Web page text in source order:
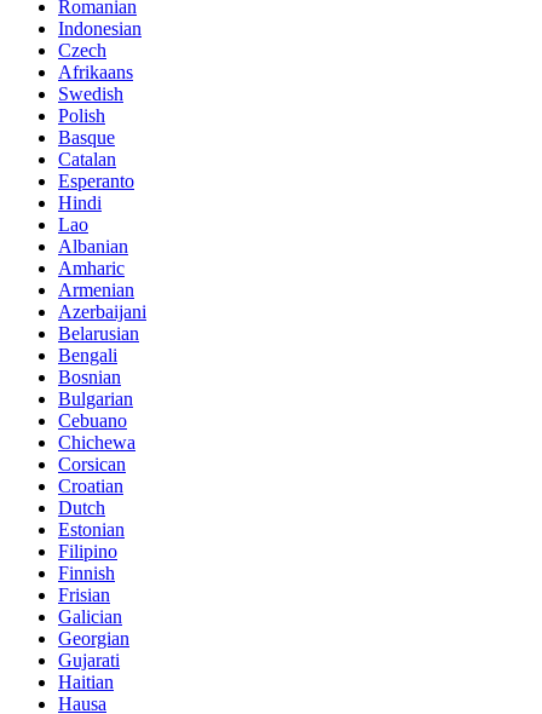
Romanian
Indonesian
Czech
Afrikaans
Swedish
Polish
Basque
Catalan
Esperanto
Hindi
Lao
Albanian
Amharic
Armenian
Azerbaijani
Belarusian
Bengali
Bosnian
Bulgarian
Cebuano
Chichewa
Corsican
Croatian
Dutch
Estonian
Filipino
Finnish
Frisian
Galician
Georgian
Gujarati
Haitian
Hausa